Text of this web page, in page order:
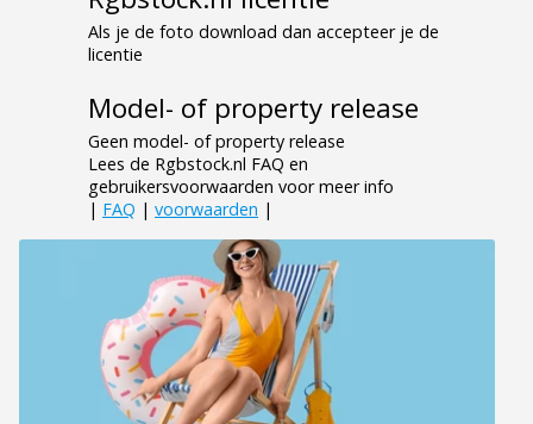
Als je de foto download dan accepteer je de
licentie
Model- of property release
Geen model- of property release
Lees de Rgbstock.nl FAQ en
gebruikersvoorwaarden voor meer info
| FAQ | voorwaarden |